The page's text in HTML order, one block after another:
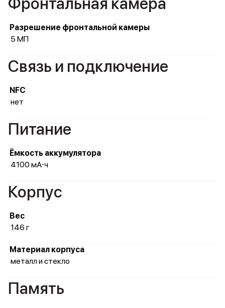
Разрешение фронтальной камеры
5 МП
Связь и подключение
NFC
нет
Питание
Ёмкость аккумулятора
4100 мА⋅ч
Корпус
Вес
146 г
Материал корпуса
металл и стекло
Память